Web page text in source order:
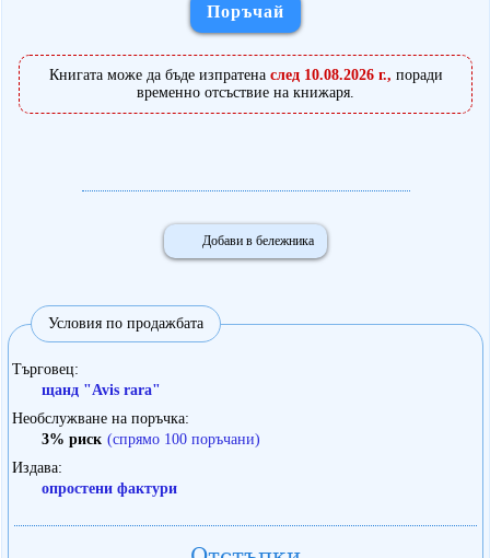
Поръчай
Книгата може да бъде изпратена след 10.08.2026 г., поради
временно отсъствие на книжаря.
Добави в бележника
Условия по продажбата
Търговец
щанд "Avis rara"
Необслужване на поръчка
3% риск (спрямо 100 поръчани)
Издава
опростени фактури